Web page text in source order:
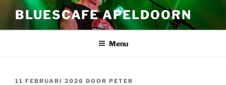
de
BLUESCAFE APELDOORN
Menu
GEPLAATST
11 FEBRUARI 2026 DOOR PETER